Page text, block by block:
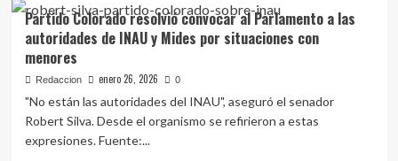
Más
de
100
empresarios
registrados
participar
de
misión
Partido Colorado resolvió convocar al Parlamento a las
autoridades de INAU y Mides por situaciones con
menores
Redaccion enero 26, 2026 0
"No están las autoridades del INAU", aseguró el senador
Robert Silva. Desde el organismo se refirieron a estas
expresiones. Fuente:...